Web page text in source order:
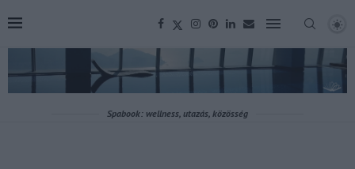
Spabook: wellness, utazás, közösség